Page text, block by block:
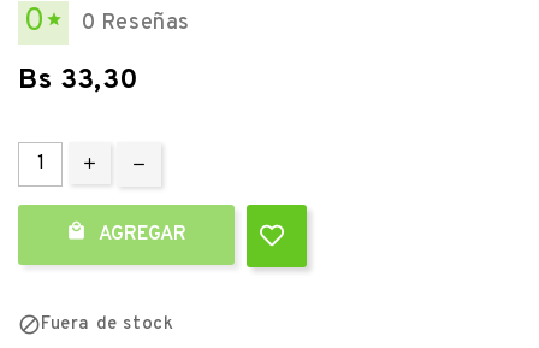
0  0 Reseñas
Bs 33,30
 AGREGAR
Fuera de stock